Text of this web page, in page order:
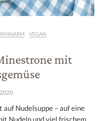
VEGAN
mit
Nudelsuppe – auf eine
Nudeln und viel frischem